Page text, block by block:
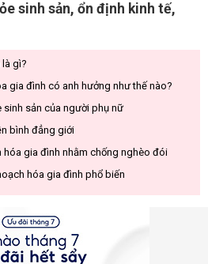
sinh sản, ổn định kinh tế,
gì?
gia đình có anh hưởng như thế nào?
sản của người phụ nữ
bình đẳng giới
hóa gia đình nhằm chống nghèo đói
hóa gia đình phổ biến